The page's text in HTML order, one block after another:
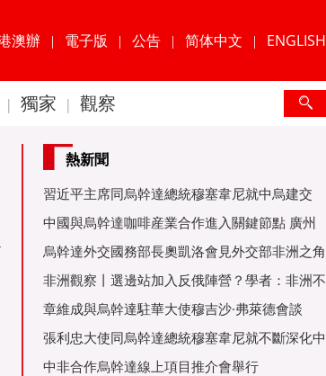
澳辦 | 電子版 | 公告 | 简体中文 | ENGLISH
| 獨家 | 觀察
熱新聞
習近平主席同烏幹達總統穆塞韋尼就中烏建交
60周年互緻
中國與烏幹達咖啡産業合作進入關鍵節點 廣州
金達爲重
烏幹達外交國務部長奧凱洛會見外交部非洲之角
事務特使
非洲觀察丨選邊站加入反俄陣營？學者：非洲不
是棋子
章維成與烏幹達駐華大使穆吉沙·弗萊德會談
張利忠大使同烏幹達總統穆塞韋尼就不斷深化中
烏友好關
中非合作烏幹達線上項目推介會舉行